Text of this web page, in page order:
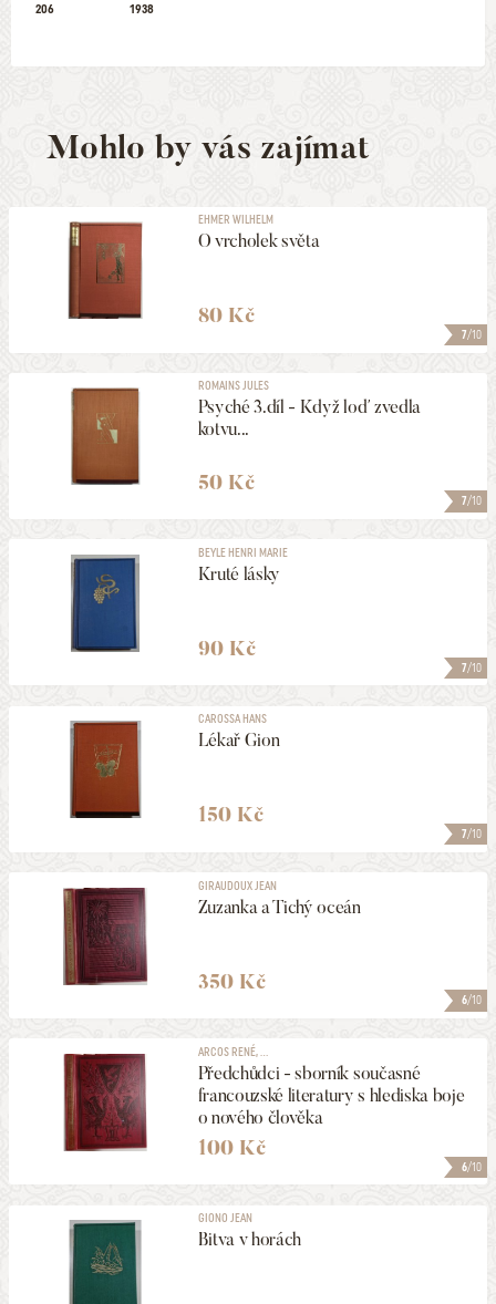
206
1938
Mohlo by vás zajímat
7/10
EHMER WILHELM
O vrcholek světa
80 Kč
7/10
ROMAINS JULES
Psyché 3.díl - Když loď zvedla
kotvu...
50 Kč
7/10
BEYLE HENRI MARIE
Kruté lásky
90 Kč
7/10
CAROSSA HANS
Lékař Gion
150 Kč
6/10
GIRAUDOUX JEAN
Zuzanka a Tichý oceán
350 Kč
6/10
ARCOS RENÉ, ...
Předchůdci - sborník současné
francouzské literatury s hlediska boje
o nového člověka
100 Kč
GIONO JEAN
Bitva v horách